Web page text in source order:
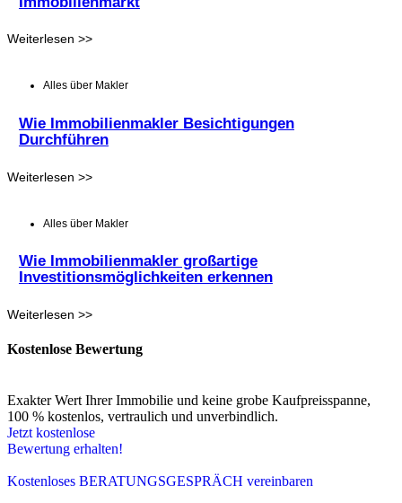
Weiterlesen >>
Alles über Makler
Wie Immobilienmakler Besichtigungen
Durchführen
Weiterlesen >>
Alles über Makler
Wie Immobilienmakler großartige
Investitionsmöglichkeiten erkennen
Weiterlesen >>
Kostenlose Bewertung
Exakter Wert Ihrer Immobilie und keine grobe Kaufpreisspanne,
100 % kostenlos, vertraulich und unverbindlich.
Jetzt kostenlose
Bewertung erhalten!
Kostenloses BERATUNGSGESPRÄCH vereinbaren